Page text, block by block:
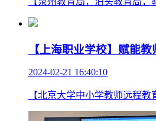
【上海职业学校】赋能
2024-02-21 16:40:10
【北京大学中小学教师远程教